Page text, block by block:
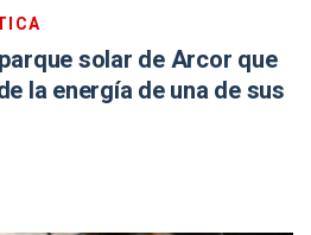
solar de Arcor que
la energía de una de sus